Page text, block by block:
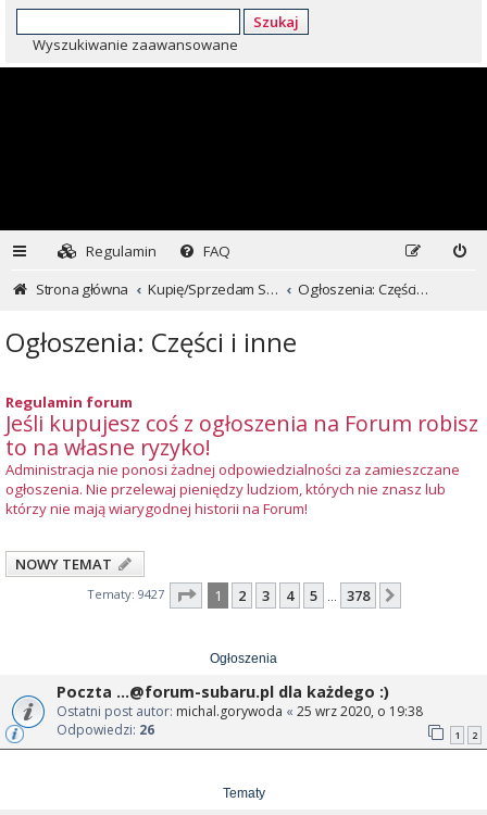
Szukaj
Wyszukiwanie zaawansowane
Regulamin
FAQ
Strona główna
Kupię/Sprzedam Subaru i nie tylko... Ogłoszenia: Części i inne
Ogłoszenia: Części i inne
Regulamin forum
Jeśli kupujesz coś z ogłoszenia na Forum robisz
to na własne ryzyko!
Administracja nie ponosi żadnej odpowiedzialności za zamieszczane
ogłoszenia. Nie przelewaj pieniędzy ludziom, których nie znasz lub
którzy nie mają wiarygodnej historii na Forum!
NOWY TEMAT
Tematy: 9427 Strona z378
1 2 3 4 5 378
Ogłoszenia
Poczta ...@forum-subaru.pl dla każdego :)
Ostatni post autor: michal.gorywoda « 25 wrz 2020, o 19:38
Odpowiedzi: 26 1 2
Tematy